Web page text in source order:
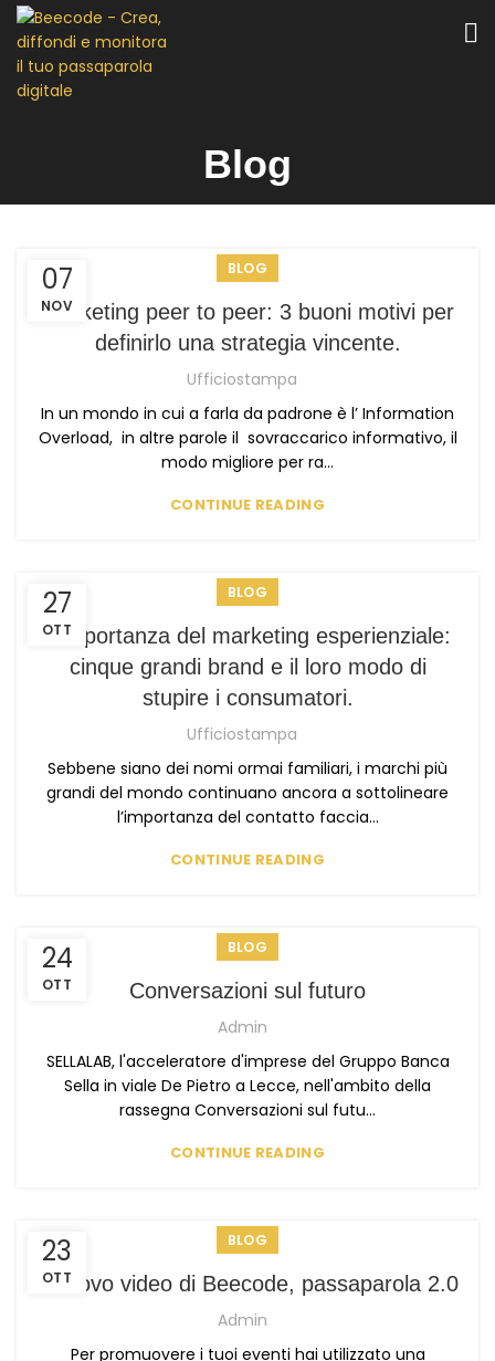
Blog
07
NOV
BLOG
Marketing peer to peer: 3 buoni motivi per
definirlo una strategia vincente.
Ufficiostampa
In un mondo in cui a farla da padrone è l’ Information
Overload, in altre parole il sovraccarico informativo, il
modo migliore per ra...
CONTINUE READING
27
OTT
BLOG
L’importanza del marketing esperienziale:
cinque grandi brand e il loro modo di
stupire i consumatori.
Ufficiostampa
Sebbene siano dei nomi ormai familiari, i marchi più
grandi del mondo continuano ancora a sottolineare
l’importanza del contatto faccia...
CONTINUE READING
24
OTT
BLOG
Conversazioni sul futuro
Admin
SELLALAB, l'acceleratore d'imprese del Gruppo Banca
Sella in viale De Pietro a Lecce, nell'ambito della
rassegna Conversazioni sul futu...
CONTINUE READING
23
OTT
BLOG
Il nuovo video di Beecode, passaparola 2.0
Admin
Per promuovere i tuoi eventi hai utilizzato una